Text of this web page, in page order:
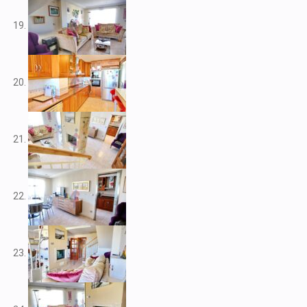
V2266
V2267
V2268
V2269
V2272
V2273
V2276
V2284
V2291
V2301
V2303
V2304
V2308
V2309
V2313
V2314
V2316
V2317
V2320
V2322
V2325
V2333
V2334
V2341
V2345